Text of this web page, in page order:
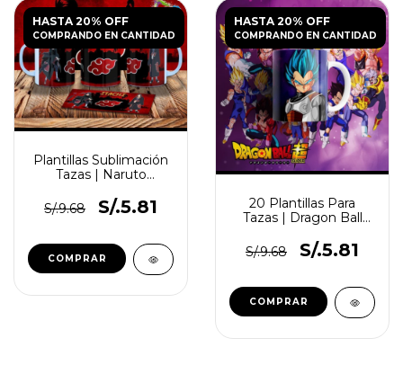
HASTA 20% OFF
COMPRANDO EN CANTIDAD
Plantillas Sublimación
Tazas | Naruto
S/.9.68
S/.5.81
HASTA 20% OFF
COMPRANDO EN CANTIDAD
20 Plantillas Para
Tazas | Dragon Ball
S/.9.68
S/.5.81